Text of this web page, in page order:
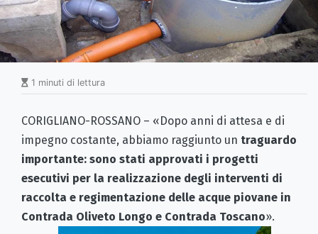
1 minuti di lettura
CORIGLIANO-ROSSANO – «Dopo anni di attesa e di
impegno costante, abbiamo raggiunto un traguardo
importante: sono stati approvati i progetti
esecutivi per la realizzazione degli interventi di
raccolta e regimentazione delle acque piovane in
Contrada Oliveto Longo e Contrada Toscano».